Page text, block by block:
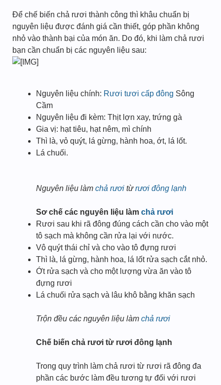
Để chế biến chả rươi thành công thì khâu chuẩn bị
nguyên liệu được đánh giá cần thiết, góp phần không
nhỏ vào thành bại của món ăn. Do đó, khi làm chả rươi
bạn cần chuẩn bị các nguyên liệu sau:
Nguyên liệu chính: Rươi tươi cấp đông Sông
Cầm
Nguyên liệu đi kèm: Thịt lợn xay, trứng gà
Gia vị: hạt tiêu, hạt nêm, mì chính
Thì là, vỏ quýt, lá gừng, hành hoa, ớt, lá lốt.
Lá chuối.
Nguyên liệu làm chả rươi từrươi đông lạnh
Sơ chế các nguyên liệu làm chả rươi
Rươi sau khi rã đông đúng cách cần cho vào một
tô sạch mà không cần rửa lại với nước.
Vô quýt thái chỉ và cho vào tô đựng rươi
Thì là, lá gừng, hành hoa, lá lốt rửa sạch cắt nhỏ.
Ớt rửa sạch và cho một lượng vừa ăn vào tô
đựng rươi
Lá chuối rửa sạch và lâu khô bằng khăn sạch
Trộn đều các nguyên liệu làm chả rươi
Chế biến chả rươi từ rươi đông lạnh
Trong quy trình làm chả rươi từ rươi rã đông đa
phần các bước làm đều tương tự đối với rươi